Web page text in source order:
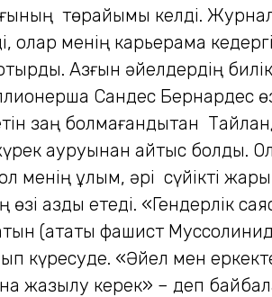
төрайымы келді.
менің карьерама
Азғын әйелдердің
Сандес Бернардес
заң болмағандықтан
ауруынан қайтыс болды.
менің ұлым, әрі сүйікті
өзі аздық етеді. «Гендерлік
(атақты фашист
күресуде. «Әйел мен
жазылу керек» – деп